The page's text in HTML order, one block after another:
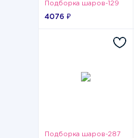
Подборка шаров-129
4076 ₽
Подборка шаров-287